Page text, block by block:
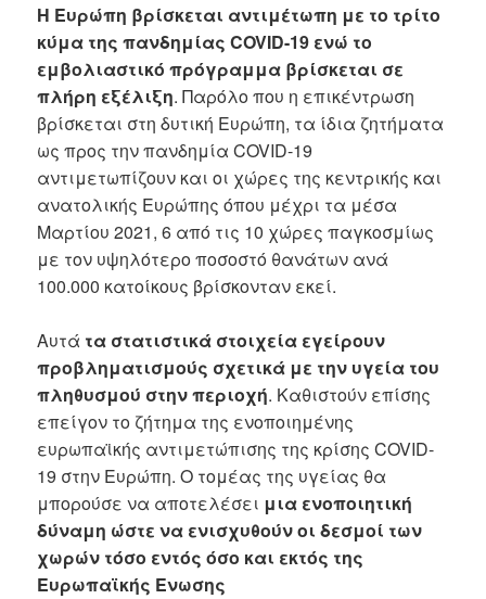
Η Ευρώπη βρίσκεται αντιμέτωπη με το τρίτο
κύμα της πανδημίας COVID-19 ενώ το
εμβολιαστικό πρόγραμμα βρίσκεται σε
πλήρη εξέλιξη. Παρόλο που η επικέντρωση
βρίσκεται στη δυτική Ευρώπη, τα ίδια ζητήματα
ως προς την πανδημία COVID-19
αντιμετωπίζουν και οι χώρες της κεντρικής και
ανατολικής Ευρώπης όπου μέχρι τα μέσα
Μαρτίου 2021, 6 από τις 10 χώρες παγκοσμίως
με τον υψηλότερο ποσοστό θανάτων ανά
100.000 κατοίκους βρίσκονταν εκεί.
Αυτά τα στατιστικά στοιχεία εγείρουν
προβληματισμούς σχετικά με την υγεία του
πληθυσμού στην περιοχή. Καθιστούν επίσης
επείγον το ζήτημα της ενοποιημένης
ευρωπαϊκής αντιμετώπισης της κρίσης COVID-
19 στην Ευρώπη. Ο τομέας της υγείας θα
μπορούσε να αποτελέσει μια ενοποιητική
δύναμη ώστε να ενισχυθούν οι δεσμοί των
χωρών τόσο εντός όσο και εκτός της
Ευρωπαϊκής Ενωσης